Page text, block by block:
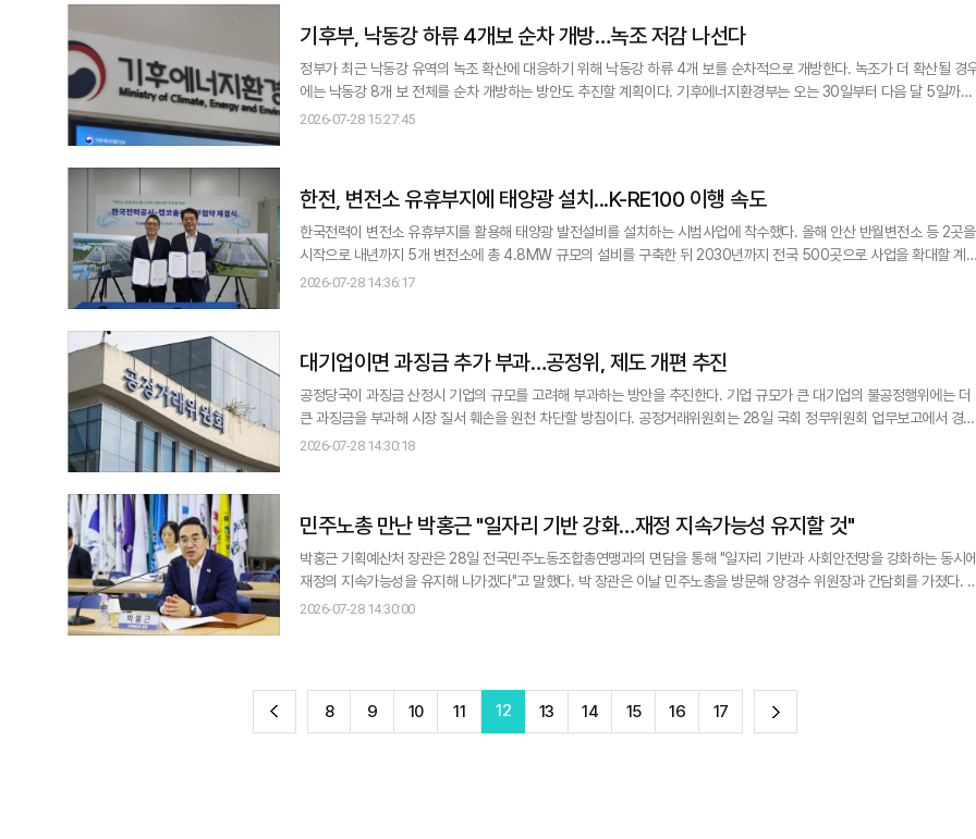
기후부, 낙동강 하류 4개보 순차 개방…녹조 저감 나선다
정부가 최근 낙동강 유역의 녹조 확산에 대응하기 위해 낙동강 하류 4개 보를 순차적으로 개방한다. 녹조가 더 확산될 경
에는 낙동강 8개 보 전체를 순차 개방하는 방안도 추진할 계획이다. 기후에너지환경부는 오는 30일부터 다음 달 5일까지
강정고령보와 달성보, 합천창녕보, 창녕함안보 등 낙동강 하류 4개 보를 순차 개방한다고 28일 밝혔다. 이번 조치는 녹조
2026-07-28 15:27:45
한전, 변전소 유휴부지에 태양광 설치...K-RE100 이행 속도
한국전력이 변전소 유휴부지를 활용해 태양광 발전설비를 설치하는 시범사업에 착수했다. 올해 안산 반월변전소 등 2곳을
시작으로 내년까지 5개 변전소에 총 4.8MW 규모의 설비를 구축한 뒤 2030년까지 전국 500곳으로 사업을 확대할 계획
이다. 한국전력은 28일 경기 안산 반월변전소에서 켑코솔라와 변전소 유휴부지 에너지화 시범사업 추진을 위한 업무협약
2026-07-28 14:36:17
대기업이면 과징금 추가 부과…공정위, 제도 개편 추진
공정당국이 과징금 산정시 기업의 규모를 고려해 부과하는 방안을 추진한다. 기업 규모가 큰 대기업의 불공정행위에는 더
큰 과징금을 부과해 시장 질서 훼손을 원천 차단할 방침이다. 공정거래위원회는 28일 국회 정무위원회 업무보고에서 경제
적 제재의 실효성을 높이겠다며 이 같이 밝혔다. 공정위는 현재 관련 법규가 법위반 억지력 확보에 미흡하다고 판단하고 과
2026-07-28 14:30:18
민주노총 만난 박홍근 "일자리 기반 강화…재정 지속가능성 유지할 것"
박홍근 기획예산처 장관은 28일 전국민주노동조합총연맹과의 면담을 통해 "일자리 기반과 사회안전망을 강화하는 동시
재정의 지속가능성을 유지해 나가겠다"고 말했다. 박 장관은 이날 민주노총을 방문해 양경수 위원장과 간담회를 가졌다. 이
번 면담은 기획처 출범 이후 민주노총 위원장과 처음 이뤄진 회담으로 민주노총 측의 요청으로 진행됐다. 앞서 박 장관은 지
2026-07-28 14:30:00
이 8 9 10 11 12 13 14 15 16 17 다